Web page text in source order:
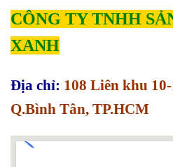
CÔNG TY TNHH
XANH
Địa chỉ: 108 Liên khu
Q.Bình Tân, TP.HCM